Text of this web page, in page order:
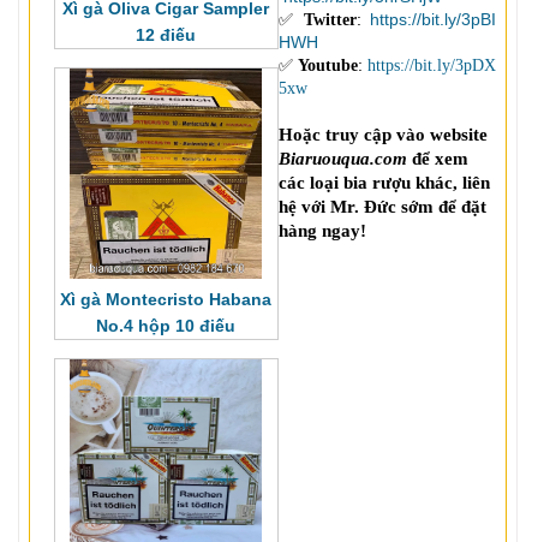
Xì gà Oliva Cigar Sampler
12 điếu
Xì gà Montecristo Habana
No.4 hộp 10 điếu
✅ Twitter: https://bit.ly/3pBI
HWH
✅ Youtube: https://bit.ly/3pDX
5xw
Hoặc truy cập vào website
Biaruouqua.com để xem
các loại bia rượu khác, liên
hệ với Mr. Đức sớm để đặt
hàng ngay!